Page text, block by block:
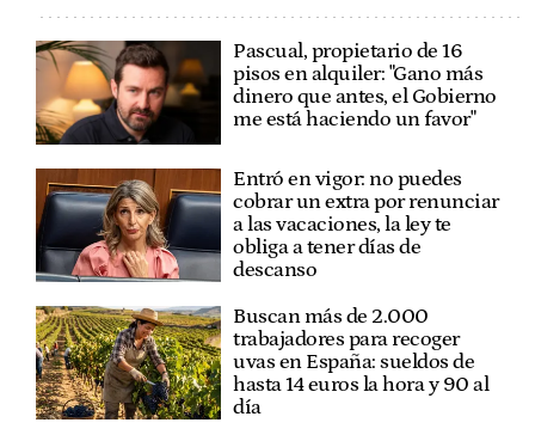
Pascual, propietario de 16
pisos en alquiler: "Gano más
dinero que antes, el Gobierno
me está haciendo un favor"
Entró en vigor: no puedes
cobrar un extra por renunciar
a las vacaciones, la ley te
obliga a tener días de
descanso
Buscan más de 2.000
trabajadores para recoger
uvas en España: sueldos de
hasta 14 euros la hora y 90 al
día